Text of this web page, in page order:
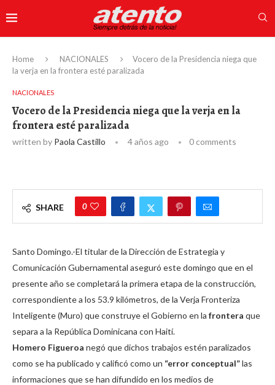
Home NACIONALES
Vocero de la Presidencia niega que
la verja en la frontera esté paralizada
NACIONALES
Vocero de la Presidencia niega que la verja en la
frontera esté paralizada
written by Paola Castillo 4 años ago 0 comments
SHARE 0
Santo Domingo.-El titular de la Dirección de Estrategia y
Comunicación Gubernamental aseguró este domingo que en el
presente año se completará la primera etapa de la construcción,
correspondiente a los 53.9 kilómetros, de la Verja Fronteriza
Inteligente (Muro) que construye el Gobierno en la frontera que
separa a la República Dominicana con Haití.
Homero Figueroa negó que dichos trabajos estén paralizados
como se ha publicado y calificó como un “error conceptual”las
informaciones que se han difundido en los medios de